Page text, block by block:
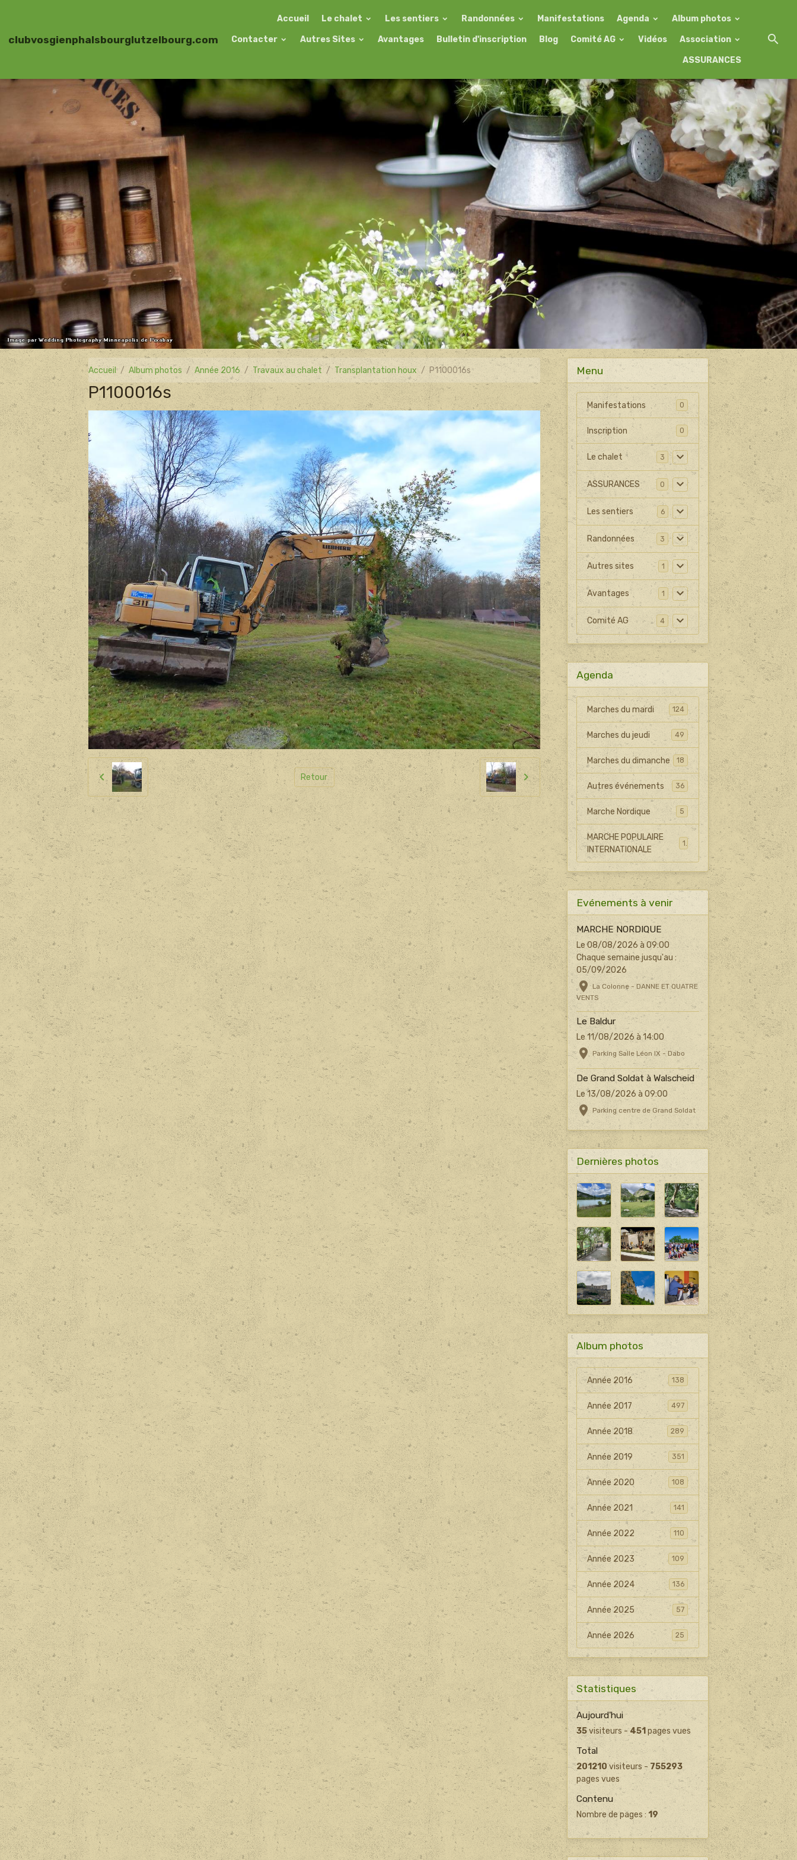
clubvosgienphalsbourglutzelbourg.com
Accueil Le chalet Les sentiers Randonnées Manifestations Agenda Album photos
Contacter Autres Sites Avantages Bulletin d'inscription Blog Comité AG Vidéos Association
ASSURANCES
Accueil Album photos Année 2016 Travaux au chalet Transplantation houx P1100016s
P1100016s
Retour
Menu
Manifestations 0
Inscription 0
Le chalet 3
ASSURANCES 0
Les sentiers 6
Randonnées 3
Autres sites 1
Avantages 1
Comité AG 4
Agenda
Marches du mardi 124
Marches du jeudi 49
Marches du dimanche 18
Autres événements 36
Marche Nordique 5
MARCHE POPULAIRE
INTERNATIONALE
Evénements à venir
MARCHE NORDIQUE
Le 08/08/2026 à 09:00
Chaque semaine jusqu'au :
05/09/2026
La Colonne - DANNE ET QUATRE
VENTS
Le Baldur
Le 11/08/2026 à 14:00
Parking Salle Léon IX - Dabo
De Grand Soldat à Walscheid
Le 13/08/2026 à 09:00
Parking centre de Grand Soldat
Dernières photos
Album photos
Année 2016 138
Année 2017 497
Année 2018 289
Année 2019 351
Année 2020 108
Année 2021 141
Année 2022 110
Année 2023 109
Année 2024 136
Année 2025 57
Année 2026 25
Statistiques
Aujourd'hui
35visiteurs -451 pages vues
Total
201210visiteurs - 755293
pages vues
Contenu
Nombre de pages : 19